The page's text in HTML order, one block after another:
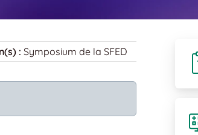
: Symposium de la SFED